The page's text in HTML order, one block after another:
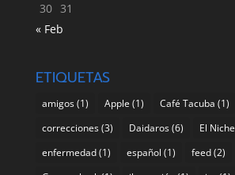
30 31
« Feb
ETIQUETAS
amigos(1) Apple (1) Café Tacuba (1)
correcciones(3) Daidaros(6) El Niche
enfermedad(1) español (1) feed(2)